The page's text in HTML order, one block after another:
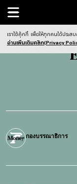
กองบรรณาธิการ
- ก
เราใช้คุ้กกี้ เพื่อให้ทุกคนได้ประ
อ่านเพิ่มเติมคลิก(Privacy